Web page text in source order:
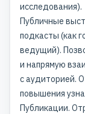
исследования).
Публичные
подкасты (как
ведущий).
и напрямую
с аудиторией.
повышения
Публикации.